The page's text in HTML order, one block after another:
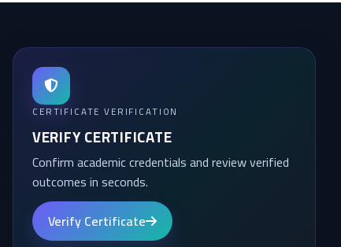
CERTIFICATE VERIFICATION
VERIFY CERTIFICATE
Confirm academic credentials and review verified
outcomes in seconds.
Verify Certificate